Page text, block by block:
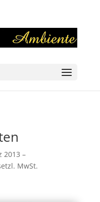
2013 –
MwSt.